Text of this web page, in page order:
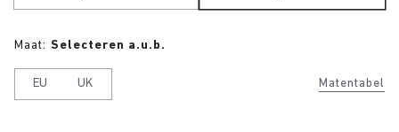
Matentabel
Maat: Selecteren a.u.b.
EU UK